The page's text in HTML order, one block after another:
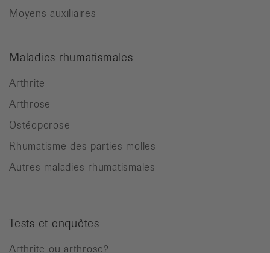
Moyens auxiliaires
Maladies rhumatismales
Arthrite
Arthrose
Ostéoporose
Rhumatisme des parties molles
Autres maladies rhumatismales
Tests et enquêtes
Arthrite ou arthrose?